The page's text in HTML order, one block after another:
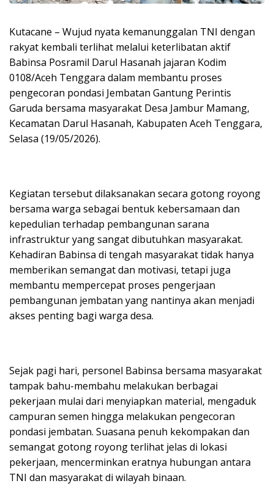
Kutacane – Wujud nyata kemanunggalan TNI dengan
rakyat kembali terlihat melalui keterlibatan aktif
Babinsa Posramil Darul Hasanah jajaran Kodim
0108/Aceh Tenggara dalam membantu proses
pengecoran pondasi Jembatan Gantung Perintis
Garuda bersama masyarakat Desa Jambur Mamang,
Kecamatan Darul Hasanah, Kabupaten Aceh Tenggara,
Selasa (19/05/2026).
Kegiatan tersebut dilaksanakan secara gotong royong
bersama warga sebagai bentuk kebersamaan dan
kepedulian terhadap pembangunan sarana
infrastruktur yang sangat dibutuhkan masyarakat.
Kehadiran Babinsa di tengah masyarakat tidak hanya
memberikan semangat dan motivasi, tetapi juga
membantu mempercepat proses pengerjaan
pembangunan jembatan yang nantinya akan menjadi
akses penting bagi warga desa.
Sejak pagi hari, personel Babinsa bersama masyarakat
tampak bahu-membahu melakukan berbagai
pekerjaan mulai dari menyiapkan material, mengaduk
campuran semen hingga melakukan pengecoran
pondasi jembatan. Suasana penuh kekompakan dan
semangat gotong royong terlihat jelas di lokasi
pekerjaan, mencerminkan eratnya hubungan antara
TNI dan masyarakat di wilayah binaan.